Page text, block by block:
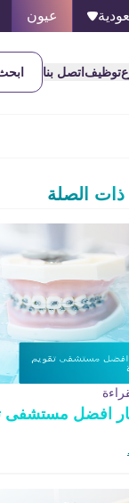
عيون
توظيف اتصل بنا
ذات الصلة
افضل مستشفى